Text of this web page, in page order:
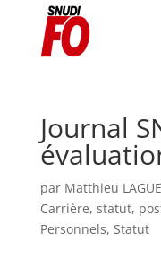
Journal
par Matthieu
Carrière, statut,
Personnels, Statut